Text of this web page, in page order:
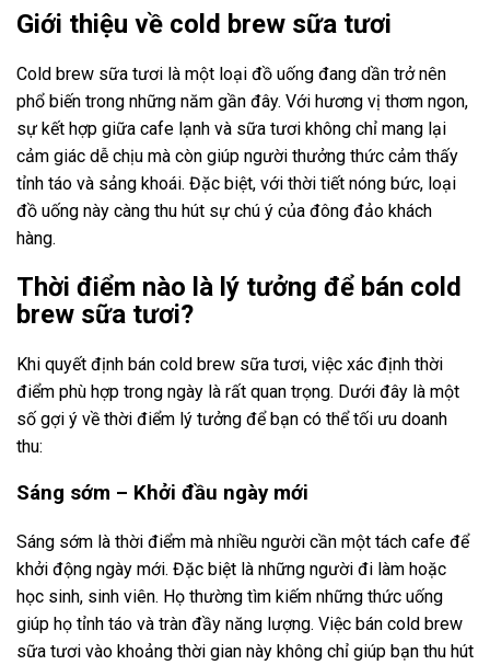
Giới thiệu về cold brew sữa tươi
Cold brew sữa tươi là một loại đồ uống đang dần trở nên
phổ biến trong những năm gần đây. Với hương vị thơm ngon,
sự kết hợp giữa cafe lạnh và sữa tươi không chỉ mang lại
cảm giác dễ chịu mà còn giúp người thưởng thức cảm thấy
tỉnh táo và sảng khoái. Đặc biệt, với thời tiết nóng bức, loại
đồ uống này càng thu hút sự chú ý của đông đảo khách
hàng.
Thời điểm nào là lý tưởng để bán cold
brew sữa tươi?
Khi quyết định bán cold brew sữa tươi, việc xác định thời
điểm phù hợp trong ngày là rất quan trọng. Dưới đây là một
số gợi ý về thời điểm lý tưởng để bạn có thể tối ưu doanh
thu:
Sáng sớm – Khởi đầu ngày mới
Sáng sớm là thời điểm mà nhiều người cần một tách cafe để
khởi động ngày mới. Đặc biệt là những người đi làm hoặc
học sinh, sinh viên. Họ thường tìm kiếm những thức uống
giúp họ tỉnh táo và tràn đầy năng lượng. Việc bán cold brew
sữa tươi vào khoảng thời gian này không chỉ giúp bạn thu hút